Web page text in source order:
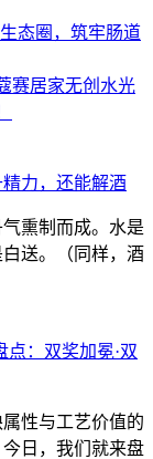
态圈，筑牢肠道
赛居家无创水光
力，还能解酒
熏制而成。水是
送。（同样，酒
：双奖加冕·双
性与工艺价值的
日，我们就来盘